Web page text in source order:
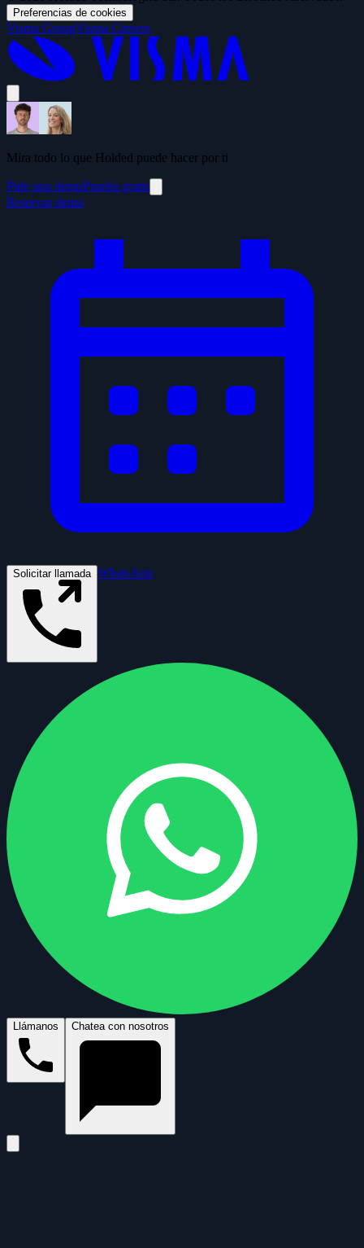
Preferencias de cookies
Visma GroupVisma Careers
Mira todo lo que Holded puede hacer por ti
Pide una demoPrueba gratis
Reservar demo
Solicitar llamada WhatsApp
Llámanos Chatea con nosotros